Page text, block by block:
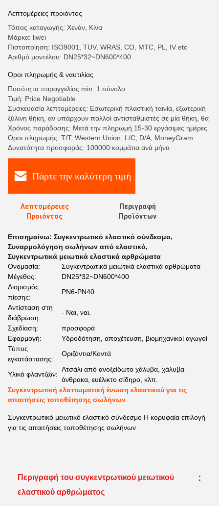
Λεπτομέρειες προιόντος
Τόπος καταγωγής: Χενάν, Κίνα
Μάρκα: liwei
Πιστοποίηση: ISO9001, TUV, WRAS, CO, MTC, PL, IV etc
Αριθμό μοντέλου: DN25*32~DN600*400
Όροι πληρωμής & ναυτιλίας
Ποσότητα παραγγελίας min: 1 σύνολο
Τιμή: Price Negotiable
Συσκευασία λεπτομέρειες: Εσωτερική πλαστική ταινία, εξωτερική
ξύλινη θήκη, αν υπάρχουν πολλοί αντισταθμιστές σε μία θήκη, θα
Χρόνος παράδοσης: Μετά την πληρωμή 15-30 εργάσιμες ημέρες
Όροι πληρωμής: T/T, Western Union, L/C, D/A, MoneyGram
Δυνατότητα προσφοράς: 100000 κομμάτια ανά μήνα
Πάρτε την καλύτερη τιμή
Λεπτομέρειες
Προιόντος
Περιγραφή
Προϊόντων
Επισημαίνω: Συγκεντρωτικό ελαστικό σύνδεσμο,
Συναρμολόγηση σωλήνων από ελαστικό,
Συγκεντρωτικά μειωτικά ελαστικά αρθρώματα
Ονομασία:
Συγκεντρωτικά μειωτικά ελαστικά αρθρώματα
Μέγεθος:
DN25*32~DN600*400
Διορισμός
πίεσης:
PN6-PN40
Αντίσταση στη
διάβρωση:
- Ναι, ναι.
Σχεδίαση:
προσφορά
Εφαρμογή:
Υδροδότηση, αποχέτευση, βιομηχανικοί αγωγοί
Τύπος
εγκατάστασης:
Οριζόντια/Κοντά
Υλικό φλαντζών:
Ατσάλι από ανοξείδωτο χάλυβα, χάλυβα
άνθρακα, ευέλικτο σίδηρο, κλπ.
Συγκεντρωτική ελαττωματική ένωση ελαστικού για τις
απαιτήσεις τοποθέτησης σωλήνων
Συγκεντρωτικό μειωτικό ελαστικό σύνδεσμο Η κορυφαία επιλογή
για τις απαιτήσεις τοποθέτησης σωλήνων
Περιγραφή του συγκεντρωτικού μειωτικού
ελαστικού αρθρώματος
: